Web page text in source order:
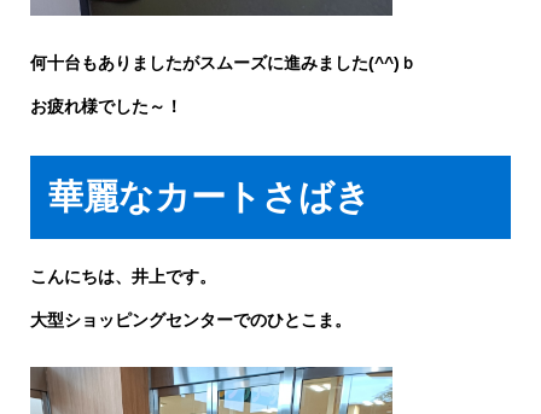
何十台もありましたがスムーズに進みました(^^)ｂ
お疲れ様でした～！
華麗なカートさばき
こんにちは、井上です。
大型ショッピングセンターでのひとこま。